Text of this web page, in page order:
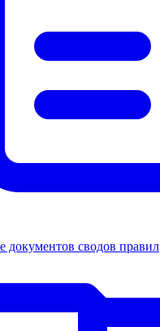
документов сводов правил